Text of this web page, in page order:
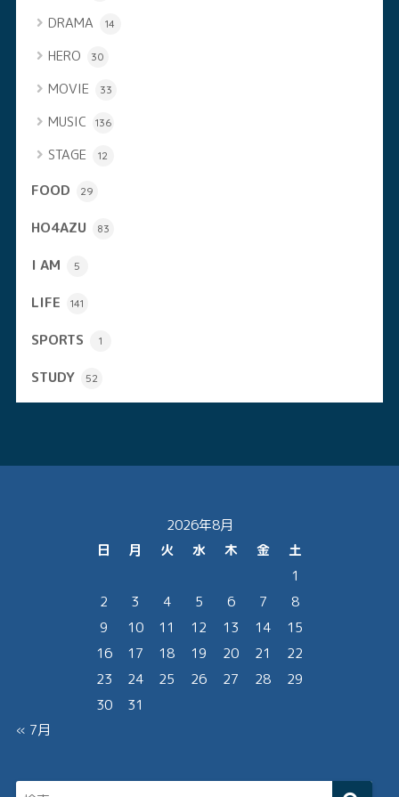
DRAMA 14
HERO 30
MOVIE 33
MUSIC 136
STAGE 12
FOOD 29
HO4AZU 83
I AM 5
LIFE 141
SPORTS 1
STUDY 52
2026年8月
日
月 火 水 木 金
土
1
2
3 4 5 6 7
8
9
10 11 12 13 14
15
16
17 18 19 20 21
22
23
24 25 26 27 28
29
30
31
« 7月